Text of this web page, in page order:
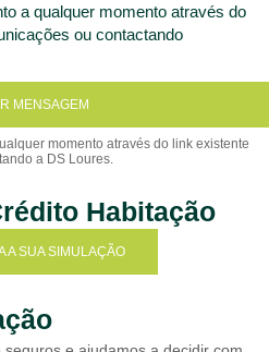
a qualquer momento através do
ou contactando
MENSAGEM
Habitação
A SUA SIMULAÇÃO